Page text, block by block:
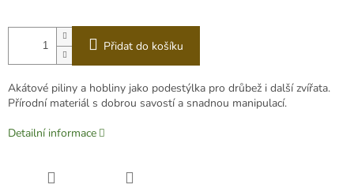
Přidat do košíku
Akátové piliny a hobliny jako podestýlka pro drůbež i další zvířata.
Přírodní materiál s dobrou savostí a snadnou manipulací.
Detailní informace